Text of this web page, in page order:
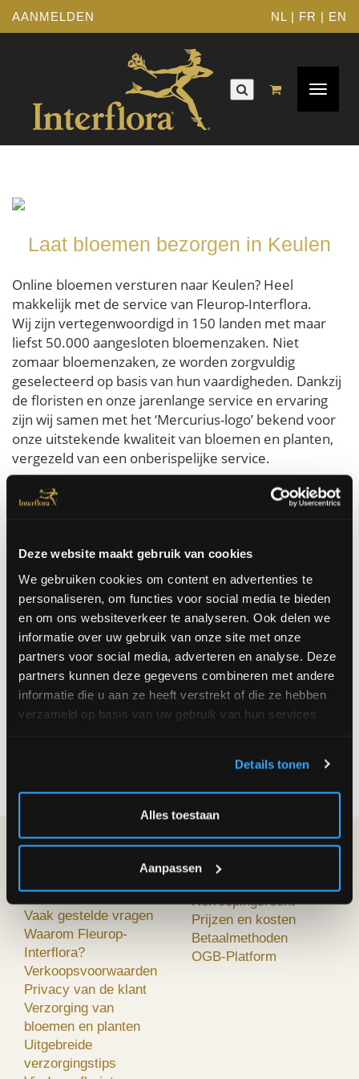
Deze website maakt gebruik van cookies
We gebruiken cookies om content en advertenties te
personaliseren, om functies voor social media te bieden
en om ons websiteverkeer te analyseren. Ook delen we
informatie over uw gebruik van onze site met onze
partners voor social media, adverteren en analyse. Deze
partners kunnen deze gegevens combineren met andere
informatie die u aan ze heeft verstrekt of die ze hebben
verzameld op basis van uw gebruik van hun services.
Details tonen
Alles toestaan
Aanpassen
AANMELDEN NL | FR | EN
Toggle
Laat bloemen bezorgen in Keulen
Online bloemen versturen naar Keulen? Heel
makkelijk met de service van Fleurop-Interflora.
Wij zijn vertegenwoordigd in 150 landen met maar
liefst 50.000 aangesloten bloemenzaken. Niet
zomaar bloemenzaken, ze worden zorgvuldig
geselecteerd op basis van hun vaardigheden. Dankzij
de floristen en onze jarenlange service en ervaring
zijn wij samen met het ‘Mercurius-logo’ bekend voor
onze uitstekende kwaliteit van bloemen en planten,
vergezeld van een onberispelijke service.
Bloemen bestellen voor Keulen is heel eenvoudig bij
Interflora. U bestelt zo de mooiste bloemen die
laten leveren voor werkelijk elke gelegenheid. Voor
een verjaardag, een huwelijk, een zieke, zomaar, ...
Bestel hier
Besteld voor 14u, vandaag nog door onze bloemisten
Over ons
Vaak gestelde vragen
Waarom Fleurop-
Interflora?
Verkoopsvoorwaarden
Privacy van de klant
Verzorging van
bloemen en planten
Uitgebreide
verzorgingstips
Herroepingsrecht
Prijzen en kosten
Betaalmethoden
OGB-Platform